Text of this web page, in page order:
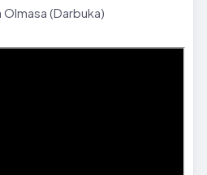
Olmasa (Darbuka)